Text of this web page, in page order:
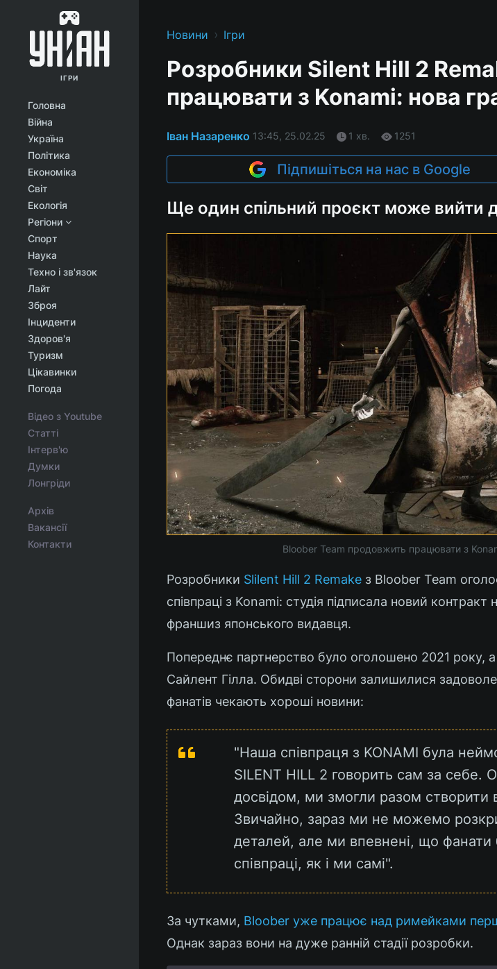
ІГРИ
Головна
Війна
Україна
Політика
Економіка
Світ
Екологія
Регіони
Спорт
Наука
Техно і зв'язок
Лайт
Зброя
Інциденти
Здоров'я
Туризм
Цікавинки
Погода
Відео з Youtube
Статті
Інтерв'ю
Думки
Лонгріди
Архів
Вакансії
Контакти
Новини › Ігри
Розробники Silent Hill 2
працювати з Konami: нова
Іван Назаренко 13:45, 25.02.25 1 хв. 1251
Підпишіться на нас в Google
Ще один спільний проєкт може вийти
Bloober Team продовжить працювати з
Розробники Slilent Hill 2 Remake з Bloober Team
співпраці з Konami: студія підписала новий
франшиз японського видавця.
Попереднє партнерство було оголошено 2021 року,
Сайлент Гілла. Обидві сторони залишилися
фанатів чекають хороші новини:
"Наша співпраця з KONAMI була
SILENT HILL 2 говорить сам за себе.
досвідом, ми змогли разом створити
Звичайно, зараз ми не можемо
деталей, але ми впевнені, що фанати
співпраці, як і ми самі".
За чутками, Bloober уже працює над римейками
Однак зараз вони на дуже ранній стадії розробки.